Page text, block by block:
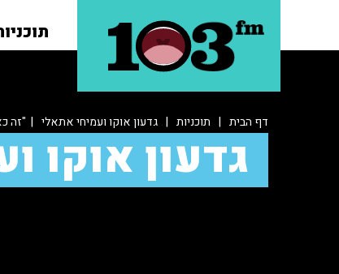
דף הבית | תוכניות | גדעון אוקו ועמיחי אתאלי | "זה
גדעון אוקו